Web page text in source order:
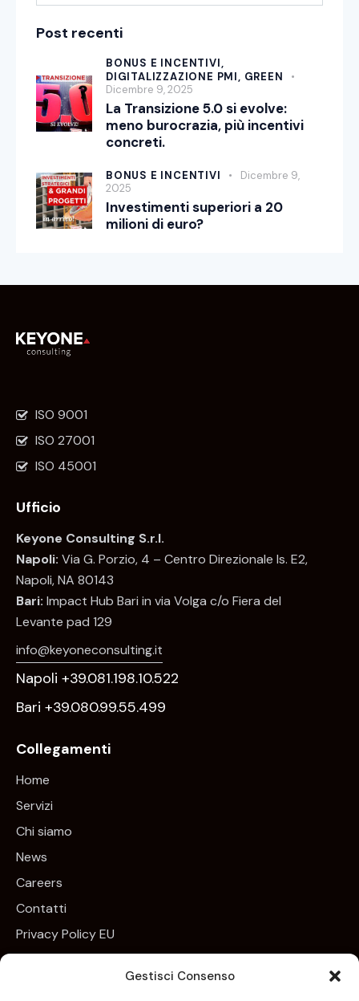
Gestisci Consenso
Post recenti
BONUS E INCENTIVI,
DIGITALIZZAZIONE PMI, GREEN
Dicembre 9, 2025
La Transizione 5.0 si evolve:
meno burocrazia, più incentivi
concreti.
BONUS E INCENTIVI
Dicembre 9,
2025
Investimenti superiori a 20
milioni di euro?
ISO 9001
ISO 27001
ISO 45001
Ufficio
Keyone Consulting S.r.l.
Napoli: Via G. Porzio, 4 – Centro Direzionale Is. E2,
Napoli, NA 80143
Bari: Impact Hub Bari in via Volga c/o Fiera del
Levante pad 129
info@keyoneconsulting.it
Napoli +39.081.198.10.522
Bari +39.080.99.55.499
Collegamenti
Home
Servizi
Chi siamo
News
Careers
Contatti
Privacy Policy EU
Cookie Policy EU